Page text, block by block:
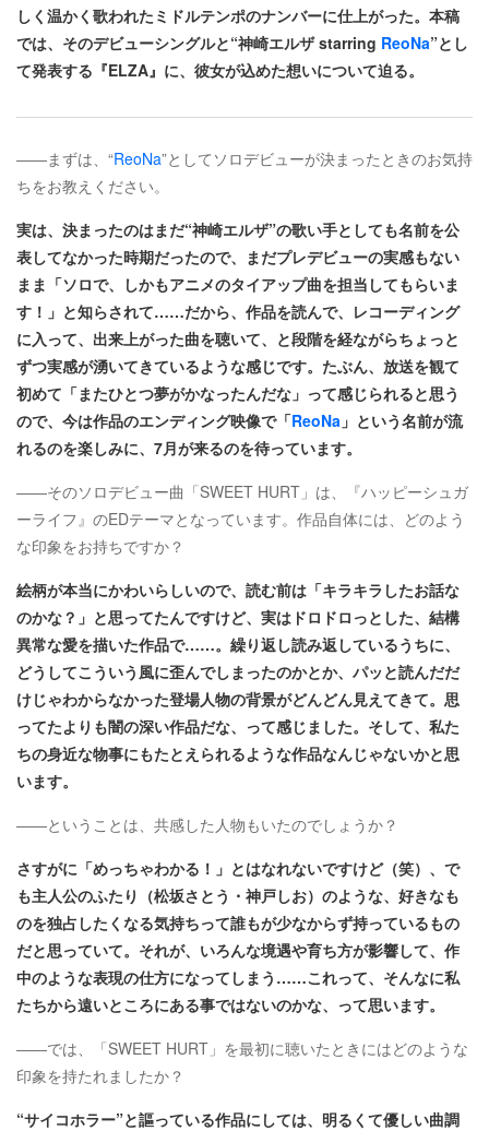
しく温かく歌われたミドルテンポのナンバーに仕上がった。本稿
では、そのデビューシングルと“神崎エルザ starring ReoNa”とし
て発表する『ELZA』に、彼女が込めた想いについて迫る。
――まずは、“ReoNa”としてソロデビューが決まったときのお気持
ちをお教えください。
実は、決まったのはまだ“神崎エルザ”の歌い手としても名前を公
表してなかった時期だったので、まだプレデビューの実感もない
まま「ソロで、しかもアニメのタイアップ曲を担当してもらいま
す！」と知らされて……だから、作品を読んで、レコーディング
に入って、出来上がった曲を聴いて、と段階を経ながらちょっと
ずつ実感が湧いてきているような感じです。たぶん、放送を観て
初めて「またひとつ夢がかなったんだな」って感じられると思う
ので、今は作品のエンディング映像で「ReoNa 」という名前が流
れるのを楽しみに、7月が来るのを待っています。
――そのソロデビュー曲「SWEET HURT」は、『ハッピーシュガ
ーライフ』のEDテーマとなっています。作品自体には、どのよう
な印象をお持ちですか？
絵柄が本当にかわいらしいので、読む前は「キラキラしたお話な
のかな？」と思ってたんですけど、実はドロドロっとした、結構
異常な愛を描いた作品で……。繰り返し読み返しているうちに、
どうしてこういう風に歪んでしまったのかとか、パッと読んだだ
けじゃわからなかった登場人物の背景がどんどん見えてきて。思
ってたよりも闇の深い作品だな、って感じました。そして、私た
ちの身近な物事にもたとえられるような作品なんじゃないかと思
います。
――ということは、共感した人物もいたのでしょうか？
さすがに「めっちゃわかる！」とはなれないですけど（笑）、で
も主人公のふたり（松坂さとう・神戸しお）のような、好きなも
のを独占したくなる気持ちって誰もが少なからず持っているもの
だと思っていて。それが、いろんな境遇や育ち方が影響して、作
中のような表現の仕方になってしまう……これって、そんなに私
たちから遠いところにある事ではないのかな、って思います。
――では、「SWEET HURT」を最初に聴いたときにはどのような
印象を持たれましたか？
“サイコホラー”と謳っている作品にしては、明るくて優しい曲調